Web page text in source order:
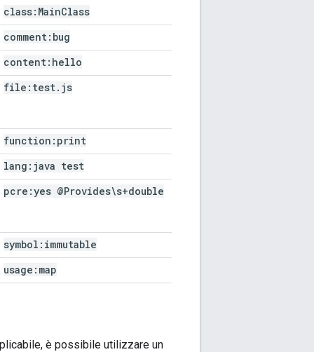
class:MainClass
comment:bug
content:hello
file:test. js
function:print
lang:java test
pcre:yes @Provides\s+double
symbol:immutable
usage:map
è possibile utilizzare un